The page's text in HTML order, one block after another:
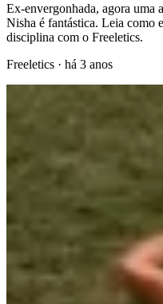
Ex-envergonhada, agora uma
Nisha é fantástica. Leia como
disciplina com o Freeletics.
Freeletics · há 3 anos